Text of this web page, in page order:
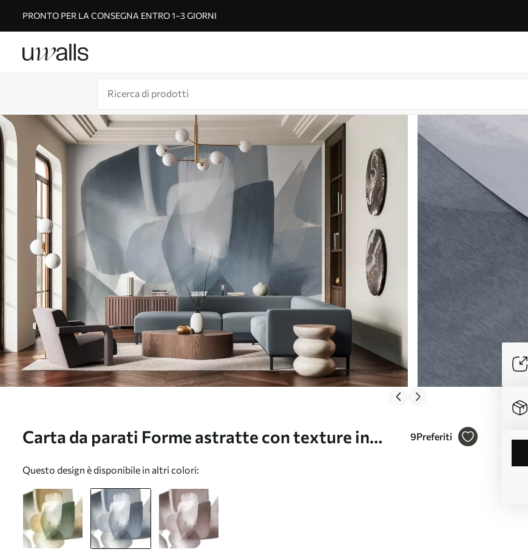
PRONTO PER LA CONSEGNA ENTRO 1–3 GIORNI
Carta da parati Forme astratte con texture in
sovrapposti nr. w09642v1
9Preferiti
Questo design è disponibile in altri colori: